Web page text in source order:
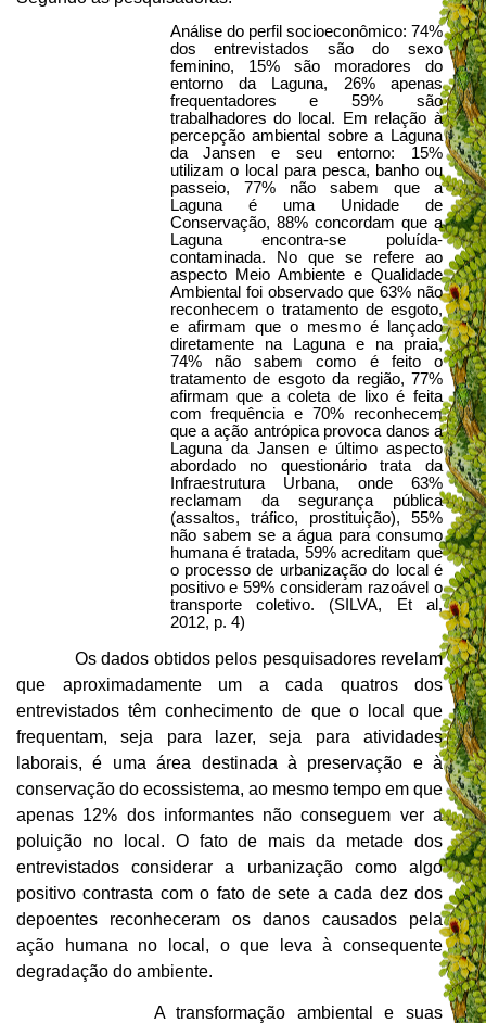
Análise do perfil socioeconômico: 74%
dos entrevistados são do sexo
feminino, 15% são moradores do
entorno da Laguna, 26% apenas
frequentadores e 59% são
trabalhadores do local. Em relação à
percepção ambiental sobre a Laguna
da Jansen e seu entorno: 15%
utilizam o local para pesca, banho ou
passeio, 77% não sabem que a
Laguna é uma Unidade de
Conservação, 88% concordam que a
Laguna encontra-se poluída-
contaminada. No que se refere ao
aspecto Meio Ambiente e Qualidade
Ambiental foi observado que 63% não
reconhecem o tratamento de esgoto,
e afirmam que o mesmo é lançado
diretamente na Laguna e na praia,
74% não sabem como é feito o
tratamento de esgoto da região, 77%
afirmam que a coleta de lixo é feita
com frequência e 70% reconhecem
que a ação antrópica provoca danos a
Laguna da Jansen e último aspecto
abordado no questionário trata da
Infraestrutura Urbana, onde 63%
reclamam da segurança pública
(assaltos, tráfico, prostituição), 55%
não sabem se a água para consumo
humana é tratada, 59% acreditam que
o processo de urbanização do local é
positivo e 59% consideram razoável o
transporte coletivo. (SILVA, Et al,
2012, p. 4)
Os dados obtidos pelos pesquisadores revelam
que aproximadamente um a cada quatros dos
entrevistados têm conhecimento de que o local que
frequentam, seja para lazer, seja para atividades
laborais, é uma área destinada à preservação e à
conservação do ecossistema, ao mesmo tempo em que
apenas 12% dos informantes não conseguem ver a
poluição no local. O fato de mais da metade dos
entrevistados considerar a urbanização como algo
positivo contrasta com o fato de sete a cada dez dos
depoentes reconheceram os danos causados pela
ação humana no local, o que leva à consequente
degradação do ambiente.
A transformação ambiental e suas